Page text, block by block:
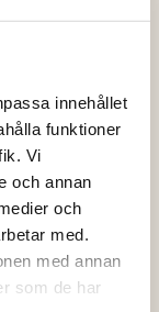
innehållet
funktioner
Vi
och annan
och
med.
med annan
som de har
& bakverk
för alla